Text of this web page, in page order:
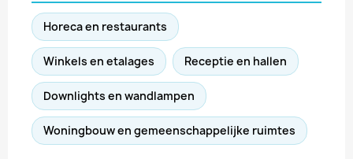
Horeca en restaurants
Winkels en etalages Receptie en hallen
Downlights en wandlampen
Woningbouw en gemeenschappelijke ruimtes